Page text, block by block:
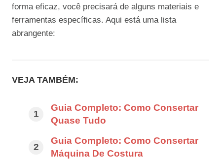
forma eficaz, você precisará de alguns materiais e
ferramentas específicas. Aqui está uma lista
abrangente:
VEJA TAMBÉM:
Guia Completo: Como Consertar
Quase Tudo
Guia Completo: Como Consertar
Máquina De Costura